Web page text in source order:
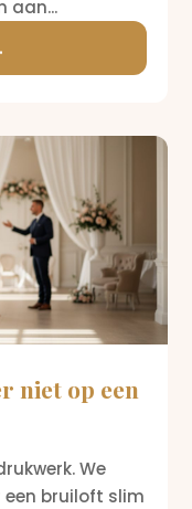
aan...
niet op een
We
een bruiloft slim